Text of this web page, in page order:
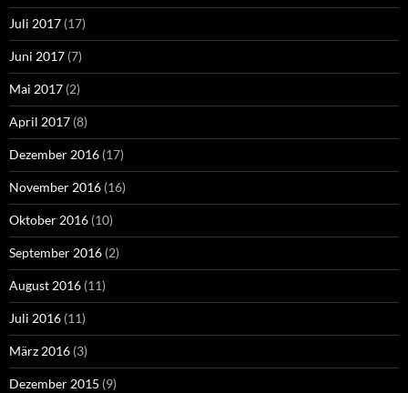
Juli 2017 (17)
Juni 2017 (7)
Mai 2017 (2)
April 2017 (8)
Dezember 2016 (17)
November 2016 (16)
Oktober 2016 (10)
September 2016 (2)
August 2016 (11)
Juli 2016 (11)
März 2016 (3)
Dezember 2015 (9)